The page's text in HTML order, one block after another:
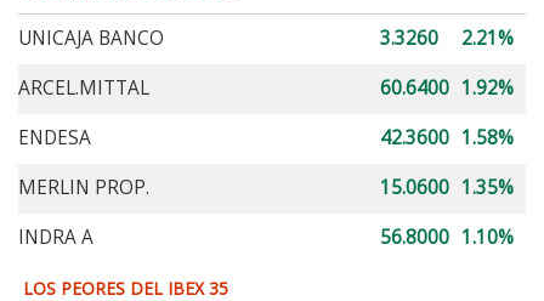
UNICAJA BANCO 3.3260
2.21%
ARCEL.MITTAL
60.6400 1.92%
ENDESA
42.3600 1.58%
MERLIN PROP.
15.0600 1.35%
INDRA A
56.8000 1.10%
LOS PEORES DEL IBEX 35